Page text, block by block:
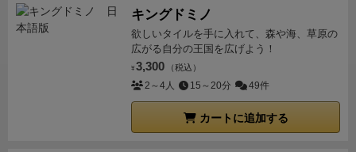
2人プレイ:10点 同点の場合、決着がつくまで追加ラ
ウンドを行う
わるので、じゃんけんで何かを決めるなら、この
OPENで決めても良いのかもしれませんぞ。
キングドミノ
欲しいタイルを手に入れて、森や海、草原の
広がる自分の王国を広げよう！
¥ 3,300 （税込）
2～4人 15～20分 49件
カートに追加する